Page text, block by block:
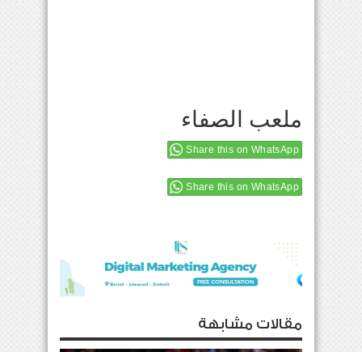
ملعب الصفاء
Share this on WhatsApp
Share this on WhatsApp
مقالات مشابهة